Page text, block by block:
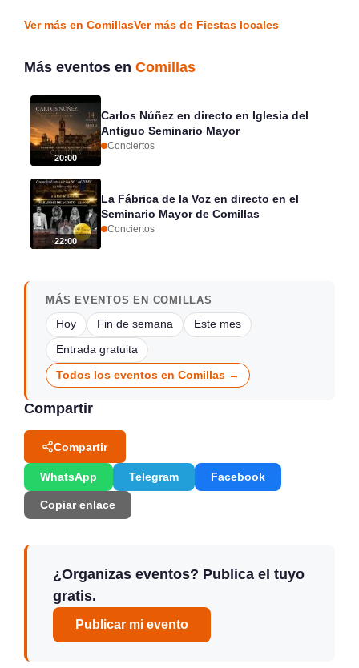
Ver más en ComillasVer más de Fiestas locales
Más eventos en Comillas
20:00
Carlos Núñez en directo en Iglesia del
Antiguo Seminario Mayor
Conciertos
22:00
La Fábrica de la Voz en directo en el
Seminario Mayor de Comillas
Conciertos
MÁS EVENTOS EN COMILLAS
Hoy Fin de semana Este mes
Entrada gratuita
Todos los eventos en Comillas →
Compartir
Compartir
WhatsApp Telegram Facebook
Copiar enlace
¿Organizas eventos? Publica el tuyo
gratis.
Publicar mi evento